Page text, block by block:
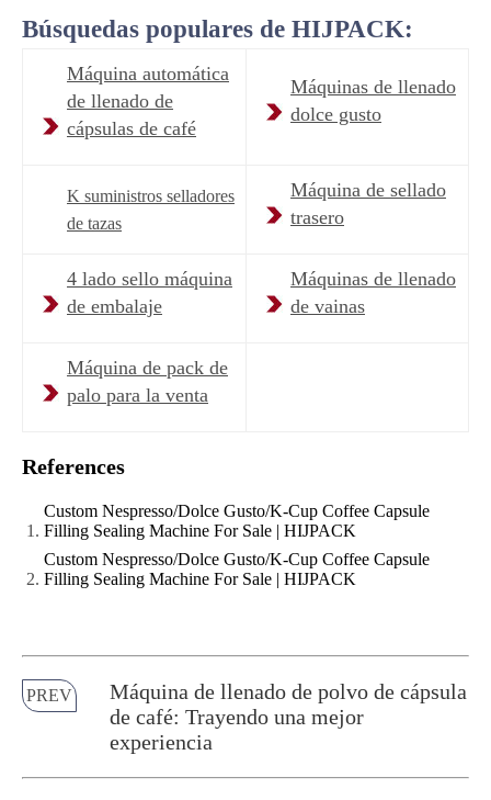
Búsquedas populares de HIJPACK:
Máquina automática
de llenado de
cápsulas de café
Máquinas de llenado
dolce gusto
K suministros selladores
de tazas
Máquina de sellado
trasero
4 lado sello máquina
de embalaje
Máquinas de llenado
de vainas
Máquina de pack de
palo para la venta
References
Custom Nespresso/Dolce Gusto/K-Cup Coffee Capsule
Filling Sealing Machine For Sale | HIJPACK
Custom Nespresso/Dolce Gusto/K-Cup Coffee Capsule
Filling Sealing Machine For Sale | HIJPACK
PREV
Máquina de llenado de polvo de cápsula
de café: Trayendo una mejor
experiencia